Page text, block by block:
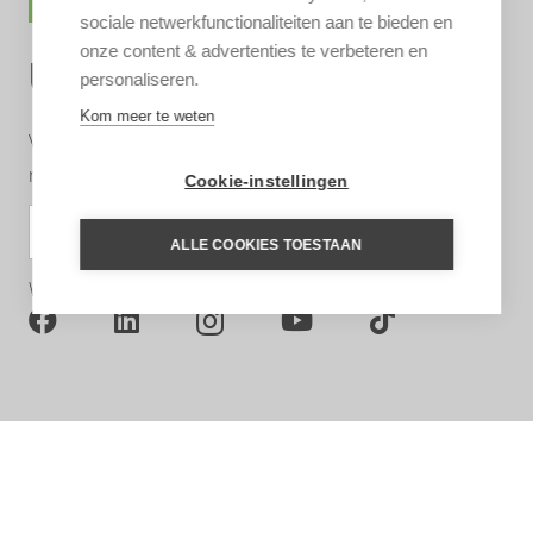
UNTAMED INSPIRATIE
Vul uw e-mailadres in om u in te schrijven voor de
nieuwsbrief (zie
privacyverklaring)
Wij zijn ook te volgen op:
sociale netwerkfunctionaliteiten aan te bieden en
onze content & advertenties te verbeteren en
personaliseren.
Kom meer te weten
Cookie-instellingen
ALLE COOKIES TOESTAAN